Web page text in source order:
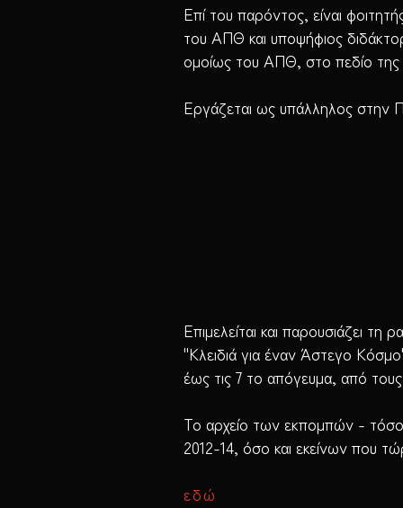
Επί του παρόντος, είναι
του ΑΠΘ και υποψήφιος
ομοίως του ΑΠΘ, στο πεδίο της
Εργάζεται ως υπάλληλος στην
Επιμελείται και παρουσιάζει
"Κλειδιά για έναν Άστεγο
έως τις 7 το απόγευμα, από
Το αρχείο των εκπομπών -
2012-14, όσο και εκείνων που
εδώ